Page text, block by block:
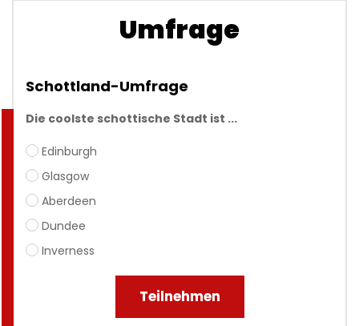
Umfrage
Schottland-Umfrage
Die coolste schottische Stadt ist ...
Edinburgh
Glasgow
Aberdeen
Dundee
Inverness
Teilnehmen